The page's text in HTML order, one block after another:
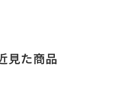
見た商品